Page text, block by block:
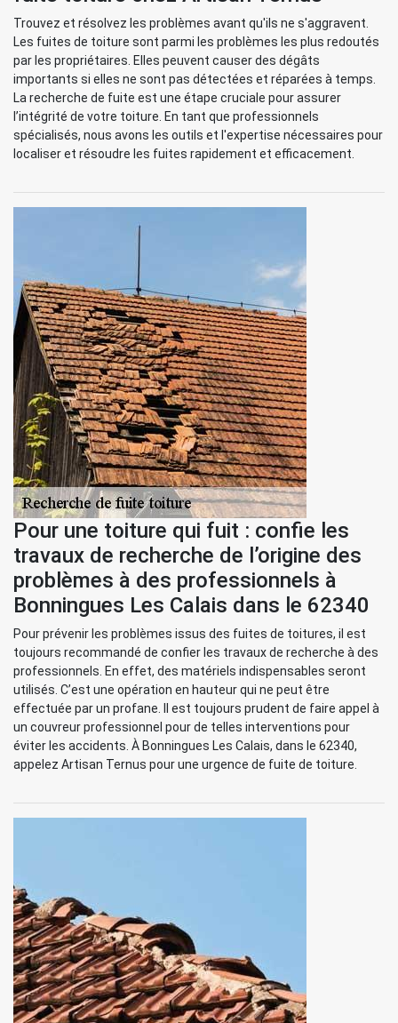
Trouvez et résolvez les problèmes avant qu'ils ne s'aggravent.
Les fuites de toiture sont parmi les problèmes les plus redoutés
par les propriétaires. Elles peuvent causer des dégâts
importants si elles ne sont pas détectées et réparées à temps.
La recherche de fuite est une étape cruciale pour assurer
l’intégrité de votre toiture. En tant que professionnels
spécialisés, nous avons les outils et l'expertise nécessaires pour
localiser et résoudre les fuites rapidement et efficacement.
Pour une toiture qui fuit : confie les
travaux de recherche de l’origine des
problèmes à des professionnels à
Bonningues Les Calais dans le 62340
Pour prévenir les problèmes issus des fuites de toitures, il est
toujours recommandé de confier les travaux de recherche à des
professionnels. En effet, des matériels indispensables seront
utilisés. C’est une opération en hauteur qui ne peut être
effectuée par un profane. Il est toujours prudent de faire appel à
un couvreur professionnel pour de telles interventions pour
éviter les accidents. À Bonningues Les Calais, dans le 62340,
appelez Artisan Ternus pour une urgence de fuite de toiture.